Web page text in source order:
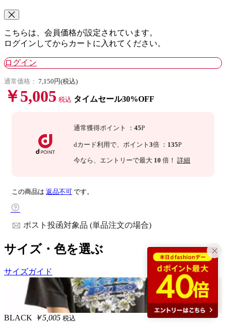
こちらは、会員価格が設定されています。
ログインしてからカートに入れてください。
ログイン
通常価格： 7,150円(税込)
￥5,005 税込 タイムセール30%OFF
通常獲得ポイント ：45P
dカード利用で、 ポイント3倍 ： 135P
今なら 、エントリーで最大 10 倍！詳細
この商品は 返品不可 です。
ポスト投函対象品 (単品注文の場合)
サイズ・色を選ぶ
サイズガイド
BLACK ￥5,005 税込